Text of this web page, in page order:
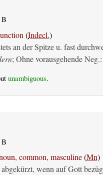
B
(Indecl.)
an der Spitze u. fast
; Ohne vorausgehende Neg.:
unambiguous.
B
common, masculine(Mn)
abgekürzt, wenn auf Gott